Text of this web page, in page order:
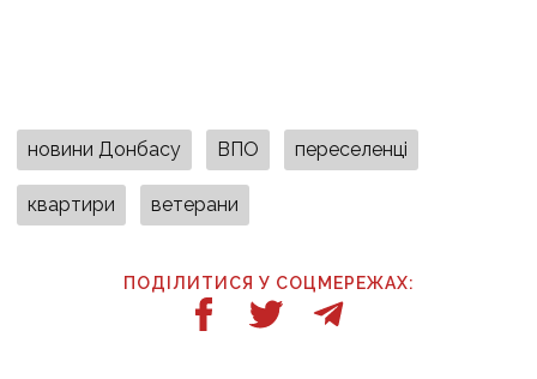
новини Донбасу ВПО переселенці
квартири ветерани
ПОДІЛИТИСЯ У СОЦМЕРЕЖАХ: